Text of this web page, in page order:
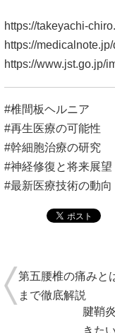
https://takeyachi-
https://
https://www.jst.go.jp/
#椎間板ヘルニア
#再生医療の可能性
#幹細胞治療の研究
#神経修復と将来展望
#最新医療技術の動向
第五腰椎の痛みと
まで徹底解説
腱鞘
きた